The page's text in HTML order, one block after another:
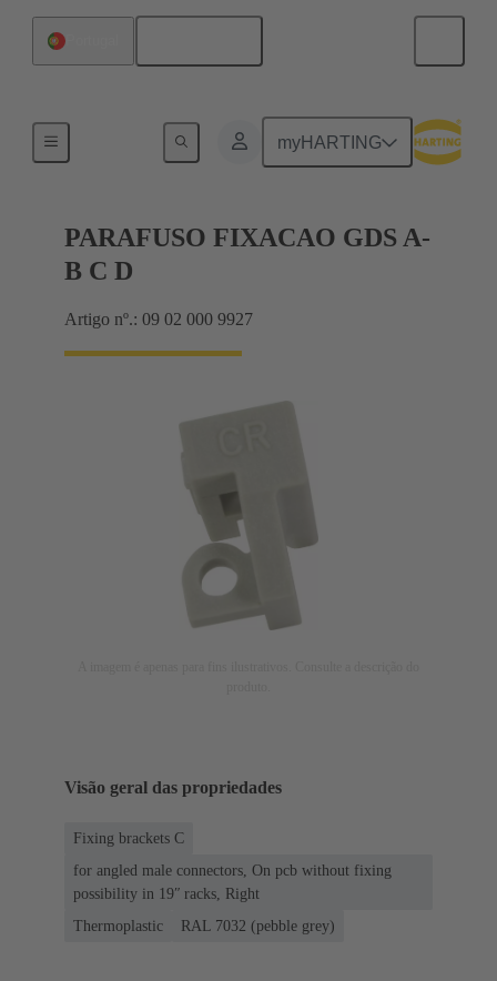
myHARTING
PARAFUSO FIXACAO GDS A-
B C D
Artigo nº.: 09 02 000 9927
Visão geral das propriedades
Fixing brackets C
for angled male connectors, On pcb without fixing
possibility in 19ʺ racks, Right
Thermoplastic
RAL 7032 (pebble grey)